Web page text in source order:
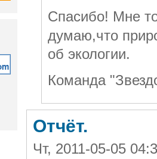
Спасибо! Мне
думаю,что
об экологии.
Команда
Отчёт.
Чт, 2011-05-05